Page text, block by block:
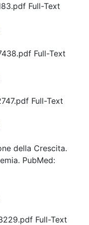
Full-Text
Full-Text
Full-Text
della Crescita.
PubMed:
Full-Text